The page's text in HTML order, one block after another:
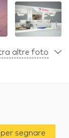
altre foto
segnare